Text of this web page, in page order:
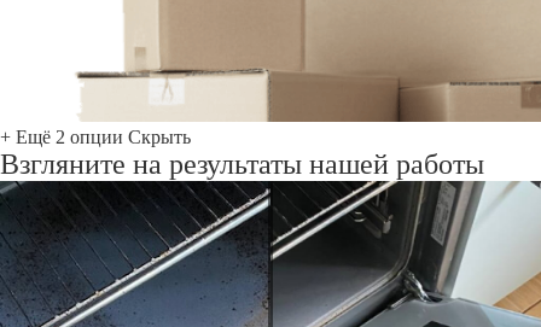
+ Ещё 2 опции Скрыть
Взгляните на результаты нашей работы